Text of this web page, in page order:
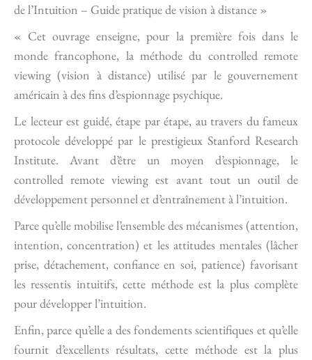
de l’Intuition – Guide pratique de vision à distance »
« Cet ouvrage enseigne, pour la première fois dans le
monde francophone, la méthode du controlled remote
viewing (vision à distance) utilisé par le gouvernement
américain à des fins d’espionnage psychique.
Le lecteur est guidé, étape par étape, au travers du fameux
protocole développé par le prestigieux Stanford Research
Institute. Avant d’être un moyen d’espionnage, le
controlled remote viewing est avant tout un outil de
développement personnel et d’entraînement à l’intuition.
Parce qu’elle mobilise l’ensemble des mécanismes (attention,
intention, concentration) et les attitudes mentales (lâcher
prise, détachement, confiance en soi, patience) favorisant
les ressentis intuitifs, cette méthode est la plus complète
pour développer l’intuition.
Enfin, parce qu’elle a des fondements scientifiques et qu’elle
fournit d’excellents résultats, cette méthode est la plus